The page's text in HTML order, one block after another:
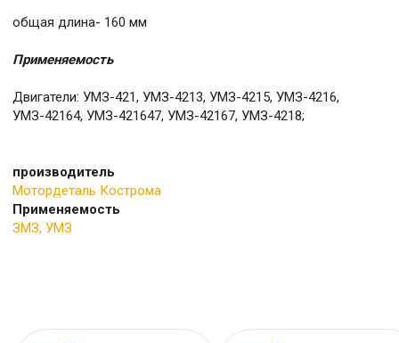
общая длина- 160 мм
Применяемость
Двигатели: УМЗ-421, УМЗ-4213, УМЗ-4215, УМЗ-4216,
УМЗ-42164, УМЗ-421647, УМЗ-42167, УМЗ-4218;
производитель
Мотордеталь Кострома
Применяемость
ЗМЗ, УМЗ